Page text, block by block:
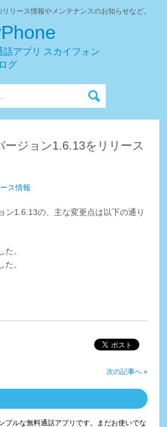
リース情報やメンテナンスのお知らせなど。
話アプリ スカイフォン
グ
ージョン1.6.13をリリース
ス情報
ン1.6.13の、主な変更点は以下の通り
た。
た。
次の記事へ »
プルな無料通話アプリです。まだお使いでな